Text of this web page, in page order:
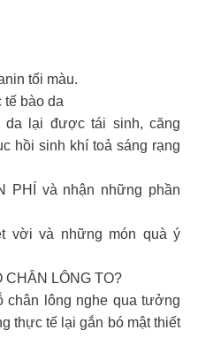
tối màu.
tế bào da
da lại được tái sinh, căng
hồi sinh khí toả sáng rạng
PHÍ và nhận những phần
vời và những món quà ý
CHÂN LÔNG TO?
chân lông nghe qua tưởng
thực tế lại gắn bó mật thiết